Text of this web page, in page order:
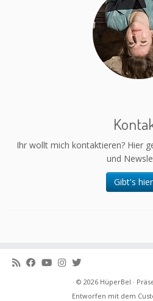
Ihr wollt mich kontaktieren? Hier
und
Gibt's
· © 2026 HüperBel ·
Entworfen mit dem